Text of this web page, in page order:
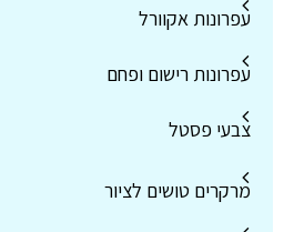
עפרונות אקוורל
עפרונות רישום ופחם
צבעי פסטל
מרקרים טושים לציור